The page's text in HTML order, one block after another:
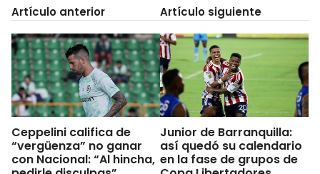
Artículo anterior
Ceppelini califica de
“vergüenza” no ganar
con Nacional: “Al hincha,
Artículo siguiente
Junior de Barranquilla:
así quedó su calendario
en la fase de grupos de